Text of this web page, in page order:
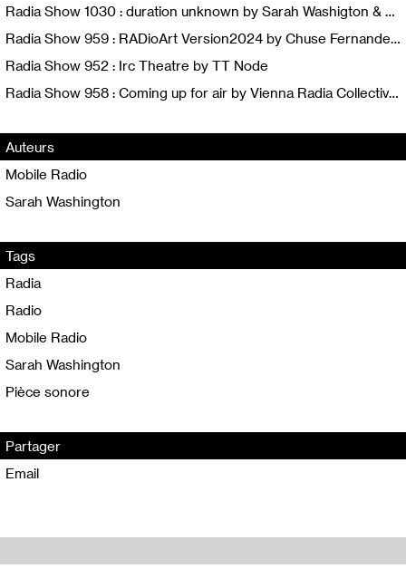
Radia Show 1030 : duration unknown by Sarah Washigton & Knut Aufermann / Mobile Radio
Radia Show 959 : RADioArt Version2024 by Chuse Fernandez for TEA FM Radio Workshop
Radia Show 952 : Irc Theatre by TT Node
Radia Show 958 : Coming up for air by Vienna Radia Collective feat. Stefan Nussbaumer for Orange 94.0
Auteurs
Mobile Radio
Sarah Washington
Tags
Radia
Radio
Mobile Radio
Sarah Washington
Pièce sonore
Partager
Email